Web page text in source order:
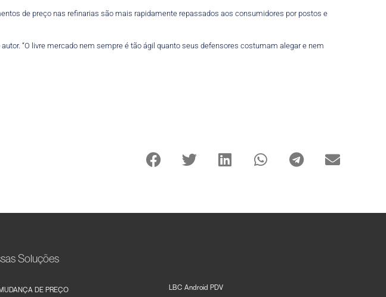
de preço nas refinarias são mais rapidamente repassados aos consumidores por postos e
“O livre mercado nem sempre é tão ágil quanto seus defensores costumam alegar e nem
Soluções
DE PREÇO
LBC Android PDV